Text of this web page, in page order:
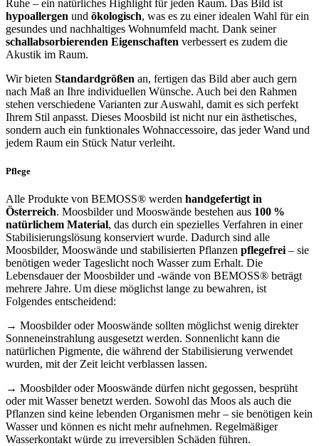
Ruhe – ein natürliches Highlight für jeden Raum. Das Bild ist
hypoallergen und ökologisch, was es zu einer idealen Wahl für ein
gesundes und nachhaltiges Wohnumfeld macht. Dank seiner
schallabsorbierenden Eigenschaften verbessert es zudem die
Akustik im Raum.
Wir bieten Standardgrößen an, fertigen das Bild aber auch gern
nach Maß an Ihre individuellen Wünsche. Auch bei den Rahmen
stehen verschiedene Varianten zur Auswahl, damit es sich perfekt
Ihrem Stil anpasst. Dieses Moosbild ist nicht nur ein ästhetisches,
sondern auch ein funktionales Wohnaccessoire, das jeder Wand und
jedem Raum ein Stück Natur verleiht.
Pflege
Alle Produkte von BEMOSS® werden handgefertigt in
Österreich. Moosbilder und Mooswände bestehen aus 100 %
natürlichem Material, das durch ein spezielles Verfahren in einer
Stabilisierungslösung konserviert wurde. Dadurch sind alle
Moosbilder, Mooswände und stabilisierten Pflanzen pflegefrei – sie
benötigen weder Tageslicht noch Wasser zum Erhalt. Die
Lebensdauer der Moosbilder und -wände von BEMOSS® beträgt
mehrere Jahre. Um diese möglichst lange zu bewahren, ist
Folgendes entscheidend:
→ Moosbilder oder Mooswände sollten möglichst wenig direkter
Sonneneinstrahlung ausgesetzt werden. Sonnenlicht kann die
natürlichen Pigmente, die während der Stabilisierung verwendet
wurden, mit der Zeit leicht verblassen lassen.
→ Moosbilder oder Mooswände dürfen nicht gegossen, besprüht
oder mit Wasser benetzt werden. Sowohl das Moos als auch die
Pflanzen sind keine lebenden Organismen mehr – sie benötigen kein
Wasser und können es nicht mehr aufnehmen. Regelmäßiger
Wasserkontakt würde zu irreversiblen Schäden führen.